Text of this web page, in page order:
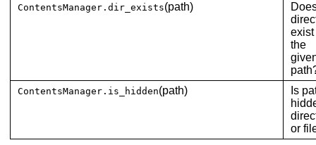
ContentsManager.dir_exists(path)
exist
the
ContentsManager.is_hidden(path)
Is
or